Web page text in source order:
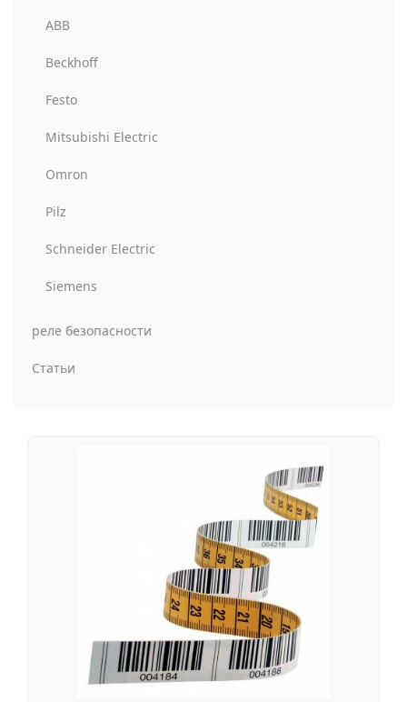
ABB
Beckhoff
Festo
Mitsubishi Electric
Omron
Pilz
Schneider Electric
Siemens
реле безопасности
Статьи